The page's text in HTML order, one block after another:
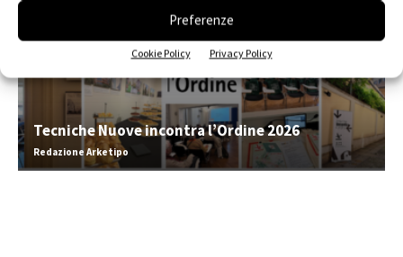
Preferenze
Cookie Policy Privacy Policy
Tecniche Nuove incontra l’Ordine 2026
Redazione Arketipo